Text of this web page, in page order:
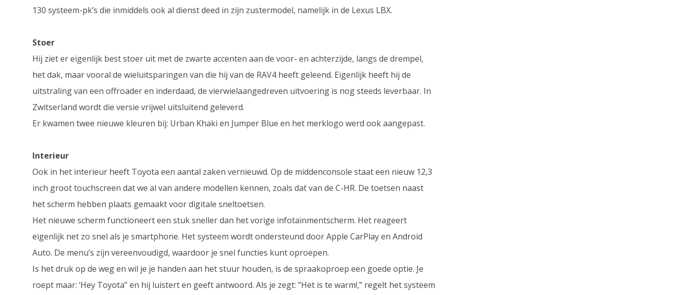
130 systeem-pk’s die inmiddels ook al dienst deed in zijn zustermodel, namelijk in de Lexus LBX.
Stoer
Hij ziet er eigenlijk best stoer uit met de zwarte accenten aan de voor- en achterzijde, langs de drempel,
het dak, maar vooral de wieluitsparingen van die hij van de RAV4 heeft geleend. Eigenlijk heeft hij de
uitstraling van een offroader en inderdaad, de vierwielaangedreven uitvoering is nog steeds leverbaar. In
Zwitserland wordt die versie vrijwel uitsluitend geleverd.
Er kwamen twee nieuwe kleuren bij: Urban Khaki en Jumper Blue en het merklogo werd ook aangepast.
Interieur
Ook in het interieur heeft Toyota een aantal zaken vernieuwd. Op de middenconsole staat een nieuw 12,3
inch groot touchscreen dat we al van andere modellen kennen, zoals dat van de C-HR. De toetsen naast
het scherm hebben plaats gemaakt voor digitale sneltoetsen.
Het nieuwe scherm functioneert een stuk sneller dan het vorige infotainmentscherm. Het reageert
eigenlijk net zo snel als je smartphone. Het systeem wordt ondersteund door Apple CarPlay en Android
Auto. De menu’s zijn vereenvoudigd, waardoor je snel functies kunt oproepen.
Is het druk op de weg en wil je je handen aan het stuur houden, is de spraakoproep een goede optie. Je
roept maar: ‘Hey Toyota” en hij luistert en geeft antwoord. Als je zegt: ”Het is te warm!,” regelt het systeem